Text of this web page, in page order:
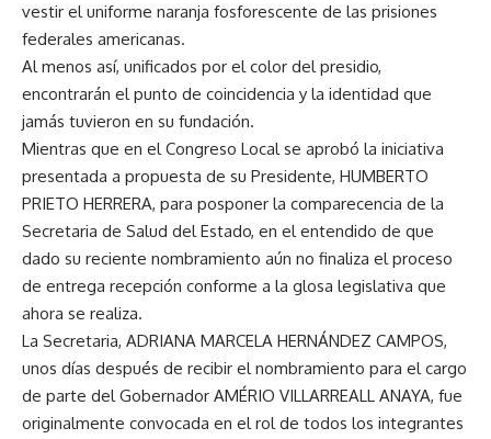
vestir el uniforme naranja fosforescente de las prisiones
federales americanas.
Al menos así, unificados por el color del presidio,
encontrarán el punto de coincidencia y la identidad que
jamás tuvieron en su fundación.
Mientras que en el Congreso Local se aprobó la iniciativa
presentada a propuesta de su Presidente, HUMBERTO
PRIETO HERRERA, para posponer la comparecencia de la
Secretaria de Salud del Estado, en el entendido de que
dado su reciente nombramiento aún no finaliza el proceso
de entrega recepción conforme a la glosa legislativa que
ahora se realiza.
La Secretaria, ADRIANA MARCELA HERNÁNDEZ CAMPOS,
unos días después de recibir el nombramiento para el cargo
de parte del Gobernador AMÉRIO VILLARREALL ANAYA, fue
originalmente convocada en el rol de todos los integrantes